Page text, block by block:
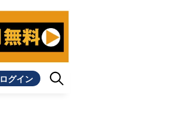
ログイン